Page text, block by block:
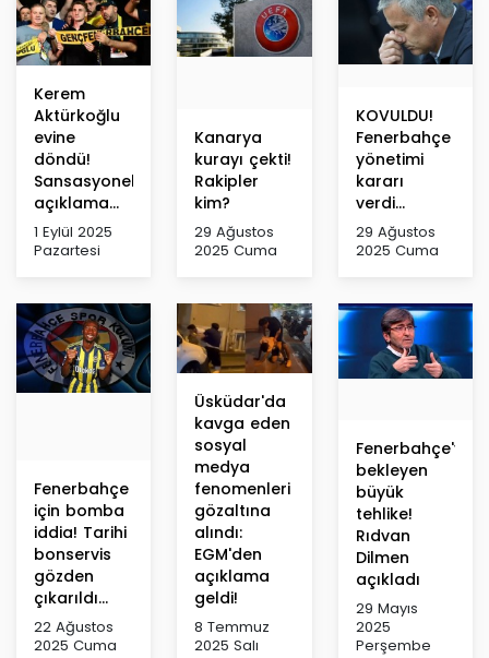
Kerem
Aktürkoğlu
evine
döndü!
Sansasyonel
açıklama...
1 Eylül 2025
Pazartesi
Kanarya
kurayı çekti!
Rakipler
kim?
29 Ağustos
2025 Cuma
KOVULDU!
Fenerbahçe
yönetimi
kararı
verdi...
29 Ağustos
2025 Cuma
Fenerbahçe
için bomba
iddia! Tarihi
bonservis
gözden
çıkarıldı...
22 Ağustos
2025 Cuma
Üsküdar'da
kavga eden
sosyal
medya
fenomenleri
gözaltına
alındı:
EGM'den
açıklama
geldi!
8 Temmuz
2025 Salı
Fenerbahçe'yi
bekleyen
büyük
tehlike!
Rıdvan
Dilmen
açıkladı
29 Mayıs
2025
Perşembe